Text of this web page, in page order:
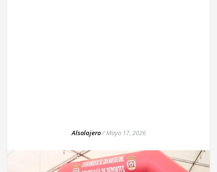
Alsolajero/Mayo 17, 2026